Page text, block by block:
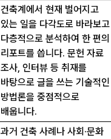
건축계에서 현재 벌어지고
있는 일을 다각도로 바라보고
다층적으로 분석하여 한 편의
리포트를 씁니다. 문헌 자료
조사, 인터뷰 등 취재를
바탕으로 글을 쓰는 기술적인
방법론을 중점적으로
배웁니다.
과거 건축 사례나 사회·문화